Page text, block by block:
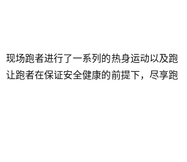
现场跑者进行了一系列的热身运动以及跑
让跑者在保证安全健康的前提下，尽享跑